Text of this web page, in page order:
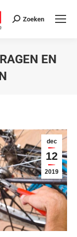
Zoeken
EN
dec
12
2019